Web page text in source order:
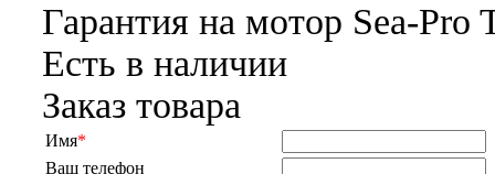
Гарантия на мотор Sea-Pro
Есть в наличии
Заказ товара
Имя*
Ваш телефон